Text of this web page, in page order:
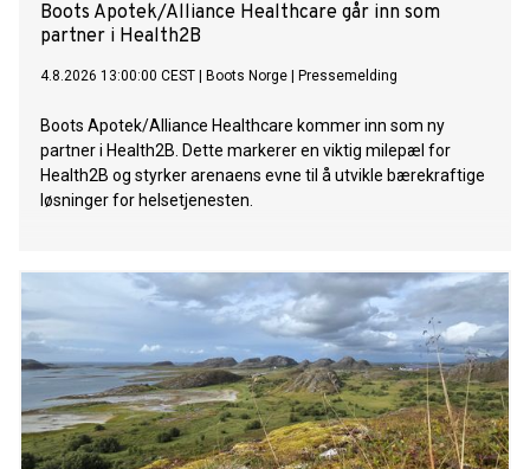
Boots Apotek/Alliance Healthcare går inn som
partner i Health2B
4.8.2026 13:00:00 CEST Boots Norge Pressemelding
Boots Apotek/Alliance Healthcare kommer inn som ny
partner i Health2B. Dette markerer en viktig milepæl for
Health2B og styrker arenaens evne til å utvikle bærekraftige
løsninger for helsetjenesten.